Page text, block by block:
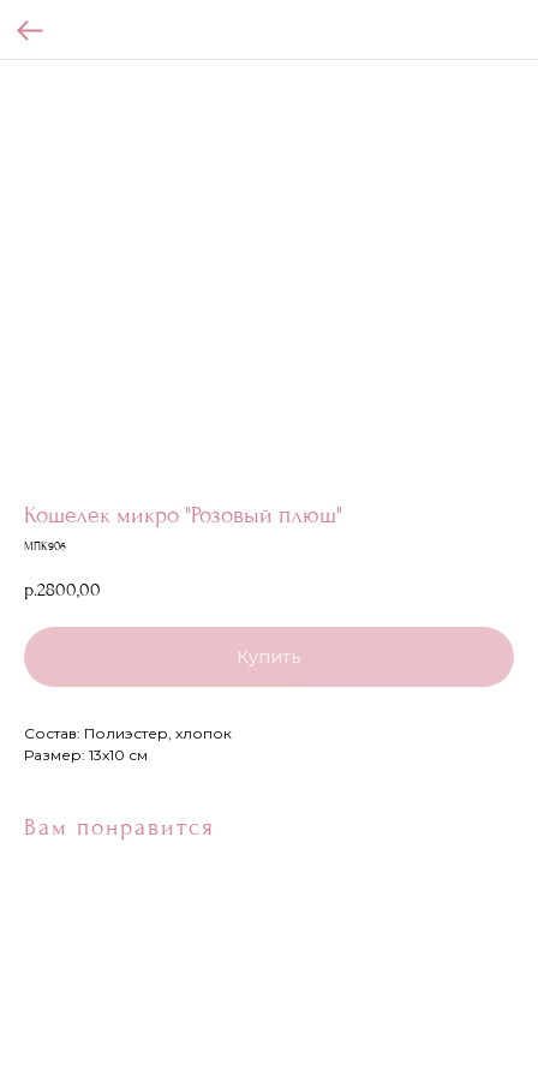
Кошелек микро "Розовый плюш"
МПК906
р.2800,00
Купить
Состав: Полиэстер, хлопок
Размер: 13х10 см
Вам понравится